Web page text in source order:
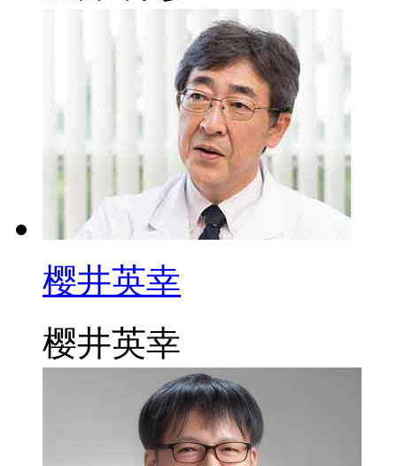
樱井英幸
樱井英幸